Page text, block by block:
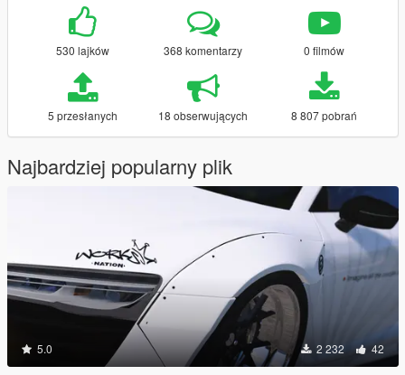
530 lajków 368 komentarzy 0 filmów
5 przesłanych 18 obserwujących 8 807 pobrań
Najbardziej popularny plik
5.0 2 232 42